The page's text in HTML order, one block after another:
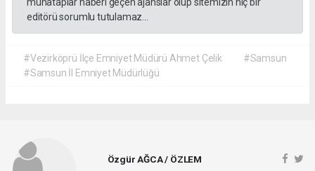
editörü sorumlu tutulamaz...
#Vezirköprü İlçe Emniyet Müdürü Ahmet Çelik
#Samsun
#Samsun İl Emniyet Müdürlüğü
Özgür AĞCA / ÖZLEM